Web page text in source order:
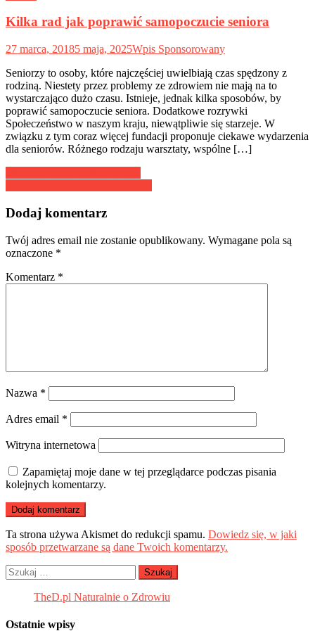
Kilka rad jak poprawić samopoczucie seniora
27 marca, 20185 maja, 2025Wpis Sponsorowany
Seniorzy to osoby, które najczęściej uwielbiają czas spędzony z
rodziną. Niestety przez problemy ze zdrowiem nie mają na to
wystarczająco dużo czasu. Istnieje, jednak kilka sposobów, by
poprawić samopoczucie seniora. Dodatkowe rozrywki
Społeczeństwo w naszym kraju, niewątpliwie się starzeje. W
związku z tym coraz więcej fundacji proponuje ciekawe wydarzenia
dla seniorów. Różnego rodzaju warsztaty, wspólne […]
Nawigacja
wpisu
Dodaj komentarz
Twój adres email nie zostanie opublikowany. Wymagane pola są
oznaczone *
Komentarz *
Nazwa *
Adres email *
Witryna internetowa
Zapamiętaj moje dane w tej przeglądarce podczas pisania
kolejnych komentarzy.
Ta strona używa Akismet do redukcji spamu. Dowiedz się, w jaki
sposób przetwarzane są dane Twoich komentarzy.
Szukaj:
TheD.pl Naturalnie o Zdrowiu
Ostatnie wpisy